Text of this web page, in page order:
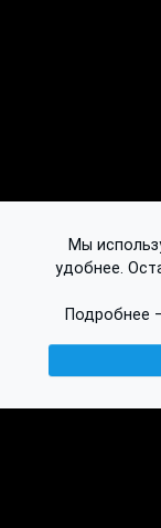
Мы
удобнее.
Подробнее